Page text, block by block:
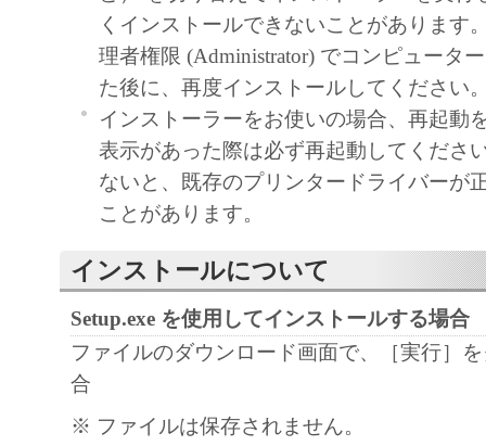
Canon and its licensors retain in all respects the
and intellectual property rights in and to the
as expressly provided herein, no license or
implied, is hereby conveyed or granted by
intellectual property of Canon and its licensors.
5. EXPORT CONTROL
You agree to comply with all export laws and
export, directly or indirectly, the SOFTWARE
such laws, restrictions and regulations, or
approvals.
6. SUPPORT AND UPDATE
NEITHER CANON, CANON'S
AFFILIATES, THEIR DISTRIBUTORS, OR
くインストールできないことがあります
理者権限 (Administrator) でコンピュータ
た後に、再度インストールしてください
インストーラーをお使いの場合、再起動
表示があった際は必ず再起動してくださ
ないと、既存のプリンタードライバーが
ことがあります。
インストールについて
Setup.exe を使用してインストールする場合
ファイルのダウンロード画面で、［実行］
合
※ ファイルは保存されません。